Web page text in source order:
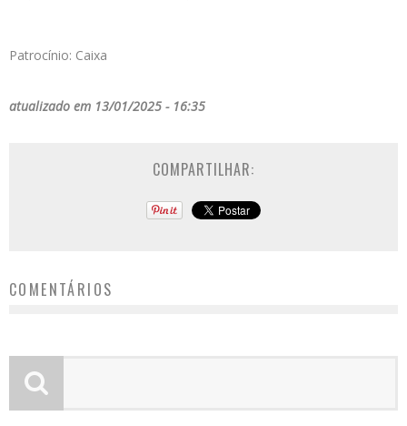
Patrocínio: Caixa
atualizado em 13/01/2025 - 16:35
COMPARTILHAR:
COMENTÁRIOS